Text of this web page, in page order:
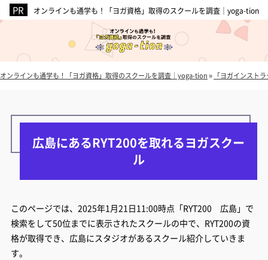
オンラインも通学も！「ヨガ資格」取得のスクールを調査｜yoga-tion
オンラインも通学も！「ヨガ資格」取得のスクールを調査｜yoga-tion» 「ヨガインスト
広島にあるRYT200を取れるヨガスクー
ル
このページでは、2025年1月21日11:00時点「RYT200 広島」で
検索をして50位までに表示されたスクールの中で、RYT200の資
格が取得でき、広島にスタジオがあるスクール紹介していきま
す。